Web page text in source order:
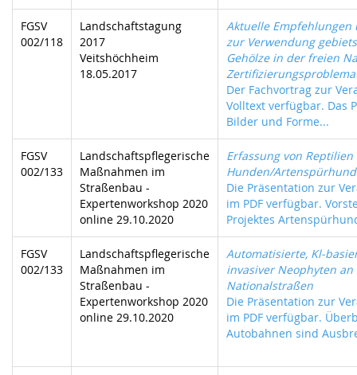
FGSV
002/118
Landschaftstagung
2017
Veitshöchheim
18.05.2017
Aktuelle Empfehlungen
zur Verwendung
Gehölze in der freien
Der Fachvortrag zur
Volltext verfügbar. Das
Bilder und Forme...
FGSV
002/133
Landschaftspflegerische
Maßnahmen im
Straßenbau -
Expertenworkshop 2020
online 29.10.2020
Erfassung von
Hunden/
Die Präsentation zur
im PDF verfügbar.
Projektes
FGSV
002/133
Landschaftspflegerische
Maßnahmen im
Straßenbau -
Expertenworkshop 2020
online 29.10.2020
Automatisierte, Kl-
invasiver Neophyten an
Nationalstraßen
Die Präsentation zur
im PDF verfügbar.
Autobahnen sind